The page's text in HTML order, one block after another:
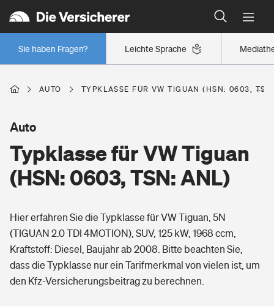
Leichte Sprache
Sie haben Fragen?
Wer versichert was: Jetzt Versicherer finden
Regionalklassen: So ist Ihre Region eingestuft
Wer versichert was: Jetzt Versicherer finden
Berufsunfähigkeitsversicherung
Erwerbsunfähigkeitsversicherung
Grundfähigkeitsversicherung
Arbeitsrechtsschutz
Berufshaftpflichtversicherung
Wohnen
Elementarversicherung
Freizeit
Pri­vate Haft­pflicht­
Gesundheit
AUTO TYPKLASSE FÜR VW TIGUAN (HSN: 0603,
Typklasse für VW Tiguan
(HSN: 0603, TSN: ANL)
Auto
Hier erfahren Sie die Typklasse für VW Tiguan, 5N
(TIGUAN 2.0 TDI 4MOTION), SUV, 125 kW, 1968 ccm,
Kraftstoff: Diesel, Baujahr ab 2008. Bitte beachten Sie,
dass die Typklasse nur ein Tarifmerkmal von vielen ist, um
den Kfz-Versicherungsbeitrag zu berechnen.